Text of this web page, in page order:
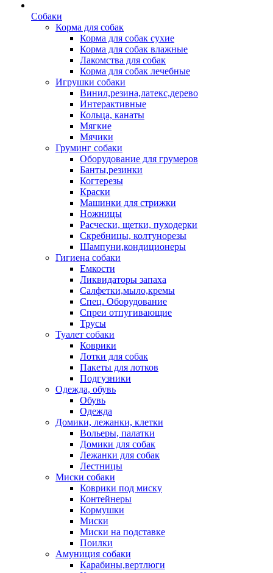
Собаки
Корма для собак
Корма для собак сухие
Корма для собак влажные
Лакомства для собак
Корма для собак лечебные
Игрушки собаки
Винил,резина,латекс,дерево
Интерактивные
Кольца, канаты
Мягкие
Мячики
Груминг собаки
Оборудование для грумеров
Банты,резинки
Когтерезы
Краски
Машинки для стрижки
Ножницы
Расчески, щетки, пуходерки
Скребницы, колтунорезы
Шампуни,кондиционеры
Гигиена собаки
Емкости
Ликвидаторы запаха
Салфетки,мыло,кремы
Спец. Оборудование
Спреи отпугивающие
Трусы
Туалет собаки
Коврики
Лотки для собак
Пакеты для лотков
Подгузники
Одежда, обувь
Обувь
Одежда
Домики, лежанки, клетки
Вольеры, палатки
Домики для собак
Лежанки для собак
Лестницы
Миски собаки
Коврики под миску
Контейнеры
Кормушки
Миски
Миски на подставке
Поилки
Амуниция собаки
Карабины,вертлюги